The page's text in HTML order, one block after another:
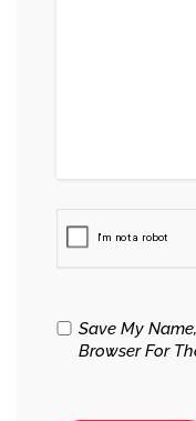
Save My
Browser For